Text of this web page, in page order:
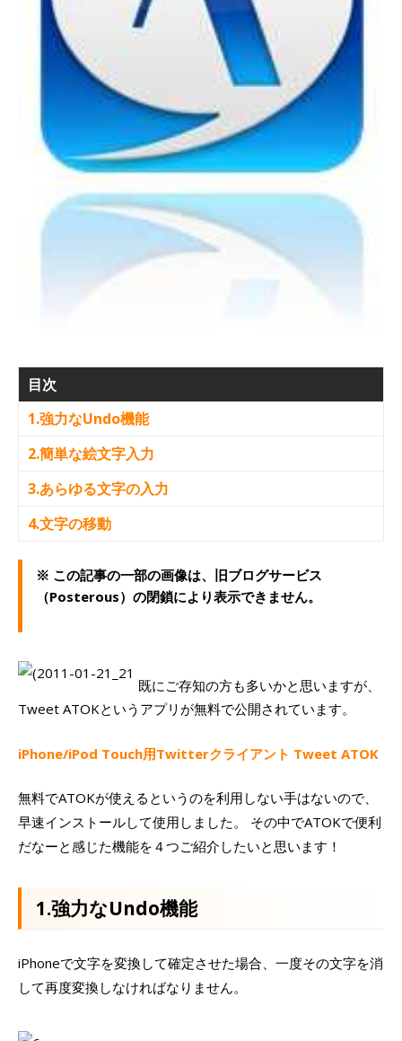
目次
1.強力なUndo機能
2.簡単な絵文字入力
3.あらゆる文字の入力
4.文字の移動
※ この記事の一部の画像は、旧ブログサービス
（Posterous）の閉鎖により表示できません。
既にご存知の方も多いかと思いますが、
Tweet ATOKというアプリが無料で公開されています。
iPhone/iPod Touch用Twitterクライアント Tweet ATOK
無料でATOKが使えるというのを利用しない手はないので、
早速インストールして使用しました。 その中でATOKで便利
だなーと感じた機能を４つご紹介したいと思います！
1.強力なUndo機能
iPhoneで文字を変換して確定させた場合、一度その文字を消
して再度変換しなければなりません。